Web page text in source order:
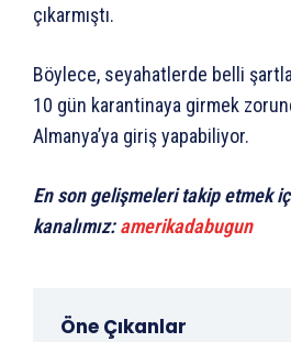
çıkarmıştı.
Böylece, seyahatlerde belli
10 gün karantinaya girmek
Almanya’ya giriş yapabiliyor.
En son gelişmeleri takip etmek
kanalımız:amerikadabugun
Öne Çıkanlar